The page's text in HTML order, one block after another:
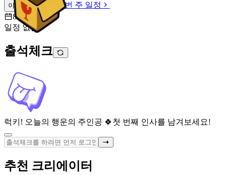
이번 주 일정
이번 주 일정
8월 7일 [금]
일정 없음
출석체크
럭키! 오늘의 행운의 주인공 🍀 첫 번째 인사를 남겨보세요!
추천 크리에이터